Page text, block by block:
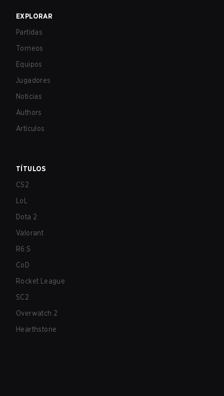
EXPLORAR
Partidas
Torneos
Equipos
Jugadores
Noticias
Authors
Artículos
TÍTULOS
CS2
LoL
Dota 2
Valorant
R6:S
CoD
Rocket League
SC2
Overwatch 2
Hearthstone